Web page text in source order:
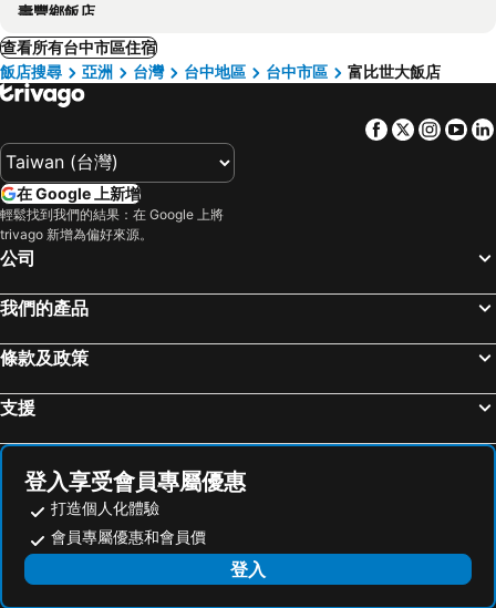
壽豐鄉飯店
查看所有台中市區住宿
飯店搜尋
亞洲 台灣 台中地區 台中市區 富比世大飯店
Facebook
Twitter
在 Google 上新增
輕鬆找到我們的結果：在 Google 上將
trivago 新增為偏好來源。
公司
我們的產品
條款及政策
支援
登入享受會員專屬優惠
打造個人化體驗
會員專屬優惠和會員價
登入